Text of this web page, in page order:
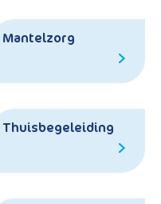
Mantelzorg
Thuisbegeleiding